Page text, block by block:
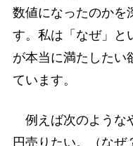
数値になったのかを
す。私は「なぜ」と
が本当に満たしたい
ています。
例えば次のような
円売りたい。（なぜ